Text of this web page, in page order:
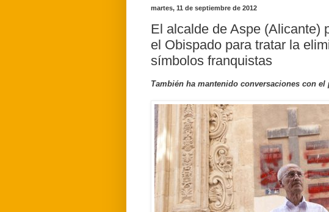
martes, 11 de septiembre de 2012
El alcalde de Aspe (Alicante)
el Obispado para tratar la
símbolos franquistas
También ha mantenido conversaciones con